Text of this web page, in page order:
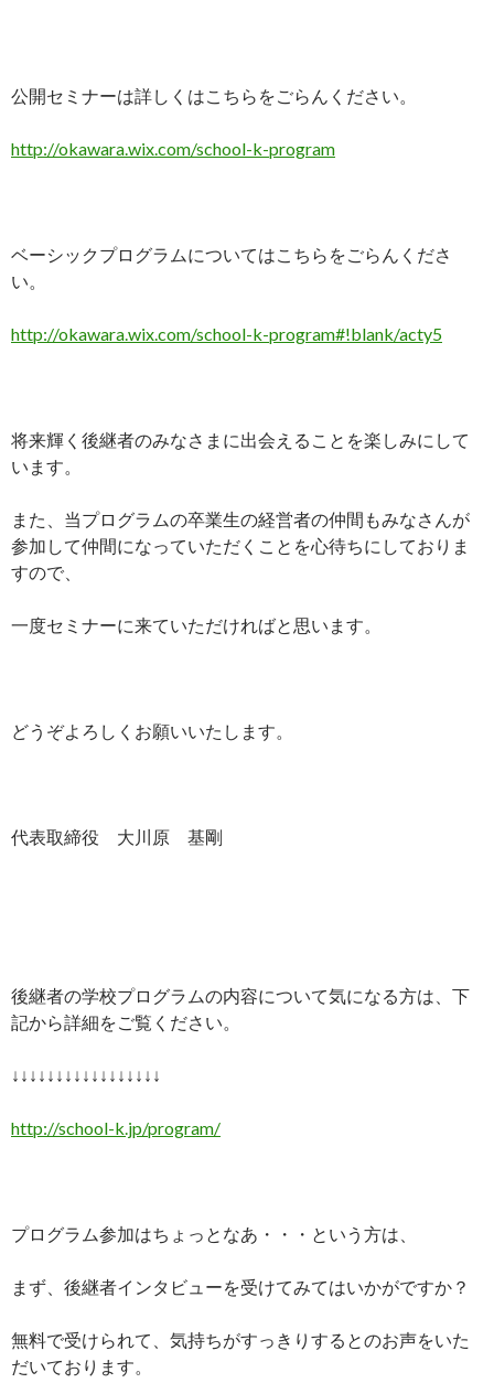
公開セミナーは詳しくはこちらをごらんください。
http://okawara.wix.com/school-k-program
ベーシックプログラムについてはこちらをごらんくださ
い。
http://okawara.wix.com/school-k-program#!blank/acty5
将来輝く後継者のみなさまに出会えることを楽しみにして
います。
また、当プログラムの卒業生の経営者の仲間もみなさんが
参加して仲間になっていただくことを心待ちにしておりま
すので、
一度セミナーに来ていただければと思います。
どうぞよろしくお願いいたします。
代表取締役 大川原 基剛
後継者の学校プログラムの内容について気になる方は、下
記から詳細をご覧ください。
↓↓↓↓↓↓↓↓↓↓↓↓↓↓↓↓↓
http://school-k.jp/program/
プログラム参加はちょっとなあ・・・という方は、
まず、後継者インタビューを受けてみてはいかがですか？
無料で受けられて、気持ちがすっきりするとのお声をいた
だいております。